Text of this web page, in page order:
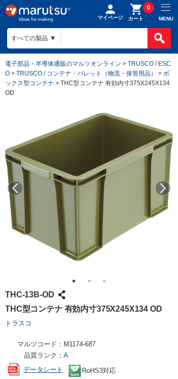
マイページ カート
0
MENU
電子部品・半導体通販のマルツオンライン > TRUSCO / ESC
O > TRUSCO / コンテナ・パレット（物流・保管用品） > ボ
ックス型コンテナ > THC型コンテナ 有効内寸375X245X134
OD
THC-13B-OD
THC型コンテナ 有効内寸375X245X134 OD
トラスコ
マルツコード： M1174-687
品質ランク： A
データシート
RoHS3対応